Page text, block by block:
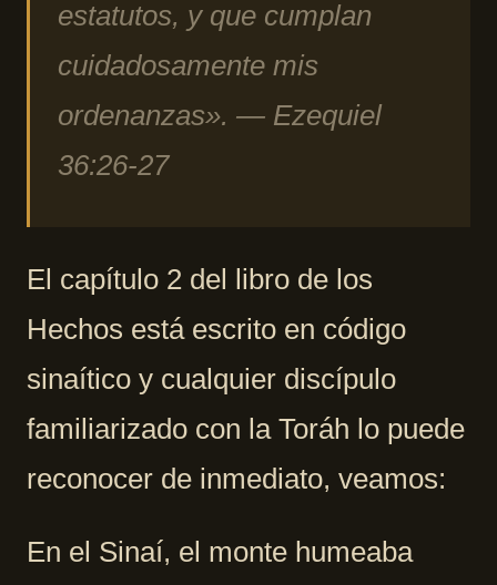
estatutos, y que cumplan
cuidadosamente mis
ordenanzas». — Ezequiel
36:26-27
El capítulo 2 del libro de los
Hechos está escrito en código
sinaítico y cualquier discípulo
familiarizado con la Toráh lo puede
reconocer de inmediato, veamos:
En el Sinaí, el monte humeaba